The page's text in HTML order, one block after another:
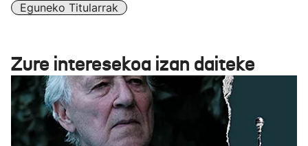
Eguneko Titularrak
Zure interesekoa izan daiteke